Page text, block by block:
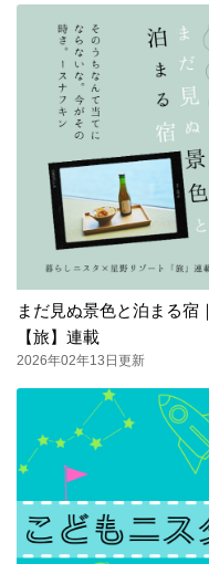
まだ見ぬ景色と泊まる宿｜
【旅】連載
2026年02年13日更新